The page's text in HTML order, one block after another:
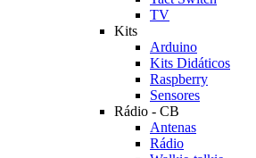
TV
Kits
Arduino
Kits Didáticos
Raspberry
Sensores
Rádio - CB
Antenas
Rádio